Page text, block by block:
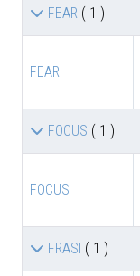
FEAR ( 1 )
FEAR
FOCUS ( 1 )
FOCUS
FRASI ( 1 )